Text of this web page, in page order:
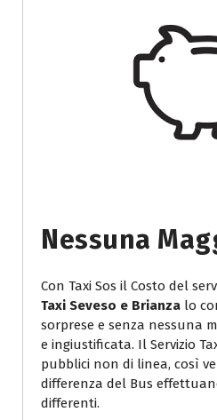
Nessuna
Con Taxi Sos il Costo del
Taxi Seveso e Brianza lo
sorprese e senza nessuna
e ingiustificata. Il Servizio
pubblici non di linea, così
differenza del Bus
differenti.